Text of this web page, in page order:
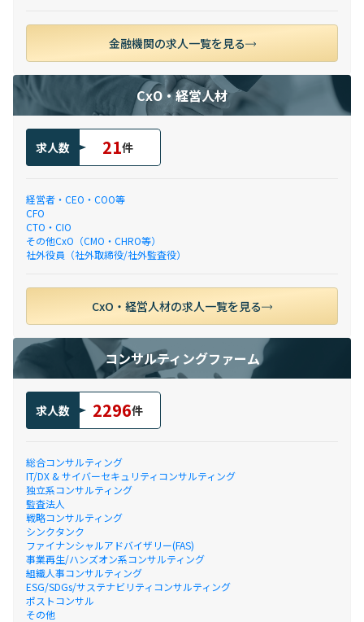
金融機関の求人一覧を見る
CxO・経営人材
求人数 21件
経営者・CEO・COO等
CFO
CTO・CIO
その他CxO（CMO・CHRO等）
社外役員（社外取締役/社外監査役）
CxO・経営人材の求人一覧を見る
コンサルティングファーム
求人数 2296件
総合コンサルティング
IT/DX & サイバーセキュリティコンサルティング
独立系コンサルティング
監査法人
戦略コンサルティング
シンクタンク
ファイナンシャルアドバイザリー(FAS)
事業再生/ハンズオン系コンサルティング
組織人事コンサルティング
ESG/SDGs/サステナビリティコンサルティング
ポストコンサル
その他